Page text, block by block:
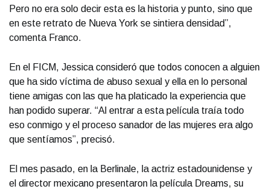
Pero no era solo decir esta es la historia y punto, sino que
en este retrato de Nueva York se sintiera densidad”,
comenta Franco.
En el FICM, Jessica consideró que todos conocen a alguien
que ha sido víctima de abuso sexual y ella en lo personal
tiene amigas con las que ha platicado la experiencia que
han podido superar. “Al entrar a esta película traía todo
eso conmigo y el proceso sanador de las mujeres era algo
que sentíamos”, precisó.
El mes pasado, en la Berlinale, la actriz estadounidense y
el director mexicano presentaron la película Dreams, su